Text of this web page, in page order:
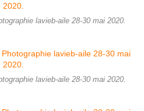
lavieb-aile 28-30 mai 2020.
lavieb-aile 28-30 mai 2020.